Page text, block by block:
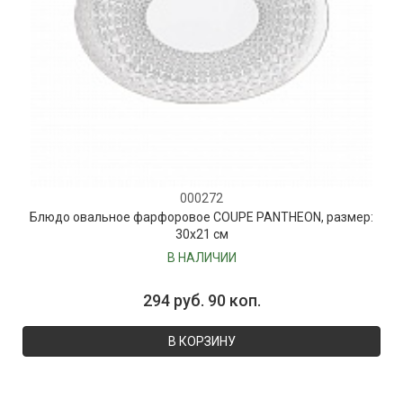
000272
Блюдо овальное фарфоровое COUPE PANTHEON, размер:
30х21 см
В НАЛИЧИИ
294 руб. 90 коп.
В КОРЗИНУ